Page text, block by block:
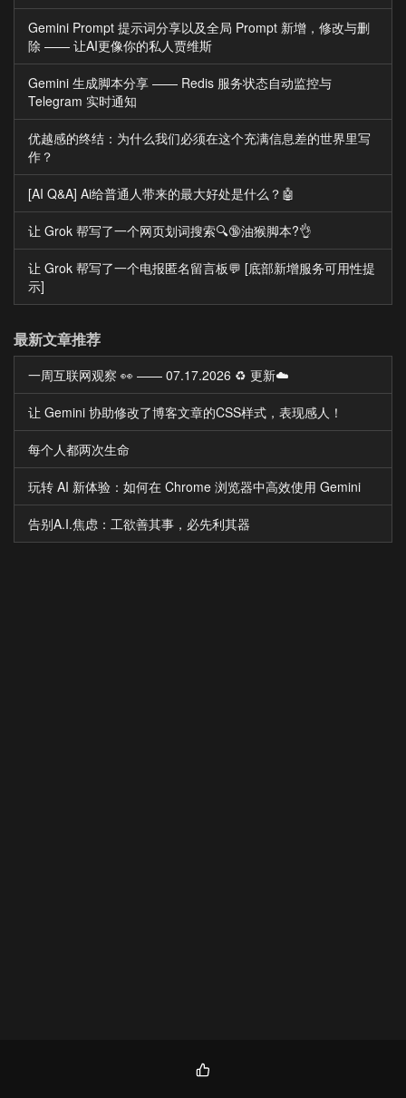
Gemini Prompt 提示词分享以及全局 Prompt 新增，修改与删
除 —— 让AI更像你的私人贾维斯
Gemini 生成脚本分享 —— Redis 服务状态自动监控与
Telegram 实时通知
优越感的终结：为什么我们必须在这个充满信息差的世界里写
作？
[AI Q&A] Ai给普通人带来的最大好处是什么？🤖
让 Grok 帮写了一个网页划词搜索🔍🔞油猴脚本?👌
让 Grok 帮写了一个电报匿名留言板💬 [底部新增服务可用性提
示]
最新文章推荐
一周互联网观察 👀 —— 07.17.2026 ♻️ 更新☁️
让 Gemini 协助修改了博客文章的CSS样式，表现感人！
每个人都两次生命
玩转 AI 新体验：如何在 Chrome 浏览器中高效使用 Gemini
告别A.I.焦虑：工欲善其事，必先利其器